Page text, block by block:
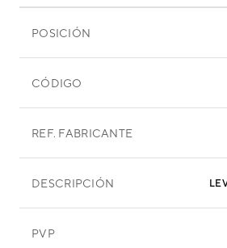
POSICIÓN
CÓDIGO
REF. FABRICANTE
DESCRIPCIÓN
PVP